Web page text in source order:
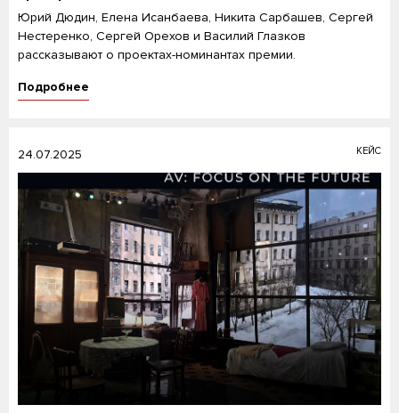
Юрий Дюдин, Елена Исанбаева, Никита Сарбашев, Сергей
Нестеренко, Сергей Орехов и Василий Глазков
рассказывают о проектах-номинантах премии.
Подробнее
24.07.2025 КЕЙС